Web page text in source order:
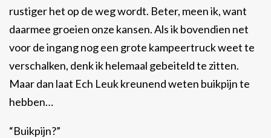
rustiger het op de weg wordt. Beter, meen ik, want
daarmee groeien onze kansen. Als ik bovendien net
voor de ingang nog een grote kampeertruck weet te
verschalken, denk ik helemaal gebeiteld te zitten.
Maar dan laat Ech Leuk kreunend weten buikpijn te
hebben…
“Buikpijn?”